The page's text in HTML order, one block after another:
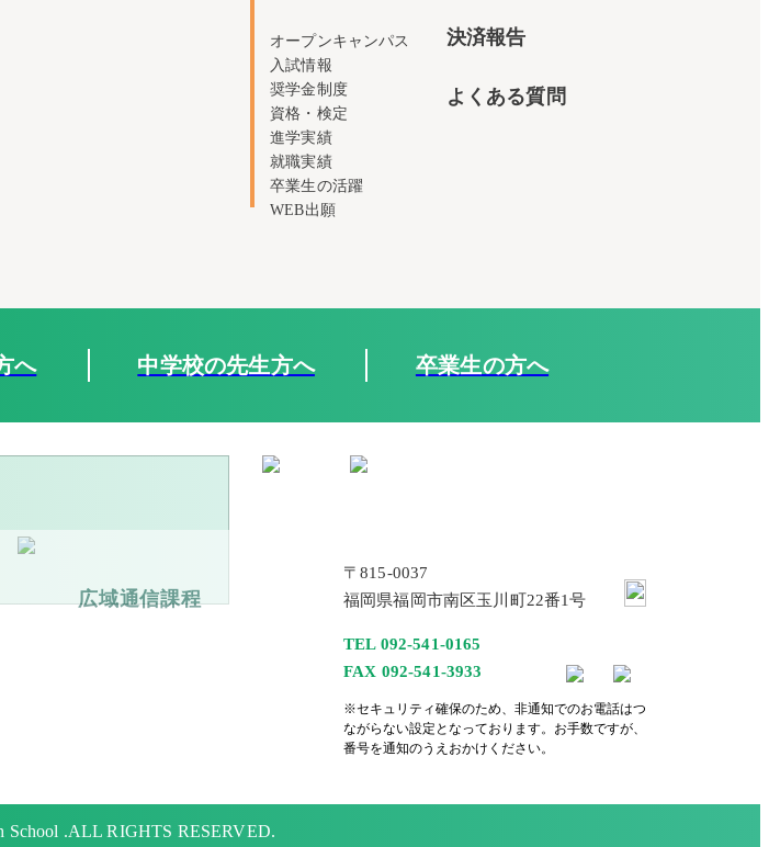
オープンキャンパス
入試情報
奨学金制度
資格・検定
進学実績
就職実績
卒業生の活躍
WEB出願
決済報告
よくある質問
へ 中学校の先生方へ 卒業生の方へ
広域通信課程
〒815-0037
福岡県福岡市南区玉川町22番1号
TEL 092-541-0165
FAX 092-541-3933
※セキュリティ確保のため、非通知でのお電話はつ
ながらない設定となっております。お手数ですが、
番号を通知のうえおかけください。
.ALL RIGHTS RESERVED.